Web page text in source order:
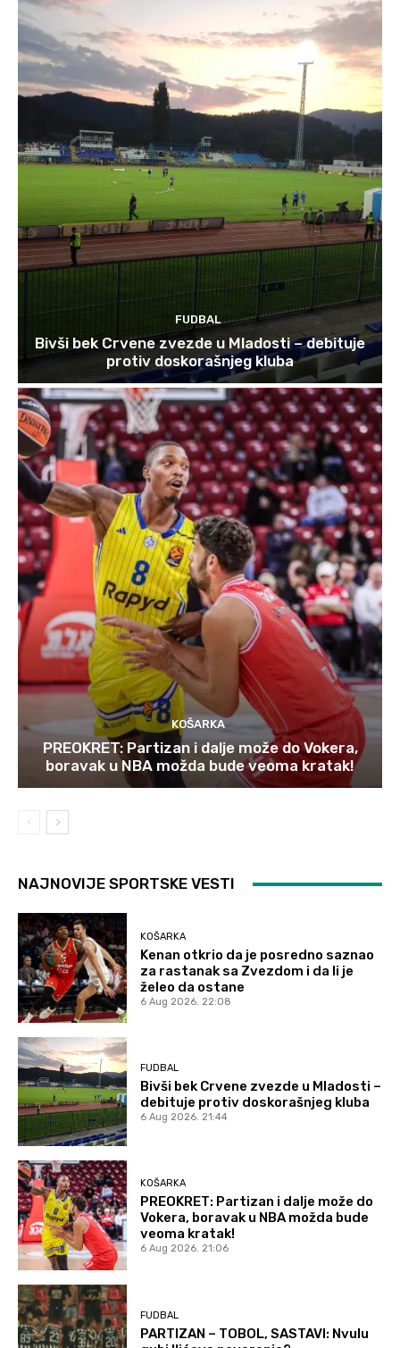
FUDBAL
Bivši bek Crvene zvezde u Mladosti – debituje
protiv doskorašnjeg kluba
KOŠARKA
PREOKRET: Partizan i dalje može do Vokera,
boravak u NBA možda bude veoma kratak!
NAJNOVIJE SPORTSKE VESTI
KOŠARKA
Kenan otkrio da je posredno saznao
za rastanak sa Zvezdom i da li je
želeo da ostane
6 Aug 2026. 22:08
FUDBAL
Bivši bek Crvene zvezde u Mladosti –
debituje protiv doskorašnjeg kluba
6 Aug 2026. 21:44
KOŠARKA
PREOKRET: Partizan i dalje može do
Vokera, boravak u NBA možda bude
veoma kratak!
6 Aug 2026. 21:06
FUDBAL
PARTIZAN – TOBOL, SASTAVI: Nvulu